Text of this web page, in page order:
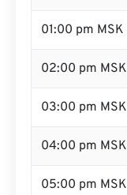
01:00 pm MSK
02:00 pm MSK
03:00 pm MSK
04:00 pm MSK
05:00 pm MSK